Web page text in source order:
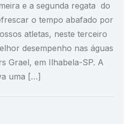
e a segunda regata do
o tempo abafado por
atletas, neste terceiro
desempenho nas águas
Grael, em Ilhabela-SP. A
uma […]